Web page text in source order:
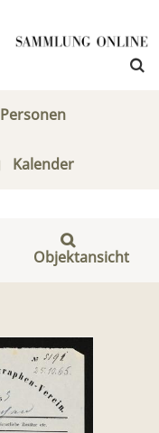
Personen
Kalender
Objektansicht